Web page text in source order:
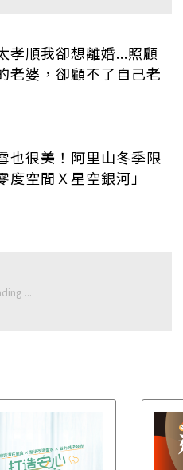
孝順我卻想離婚...照顧
老婆，卻顧不了自己老
也很美！阿里山冬季限
度空間Ｘ星空銀河」